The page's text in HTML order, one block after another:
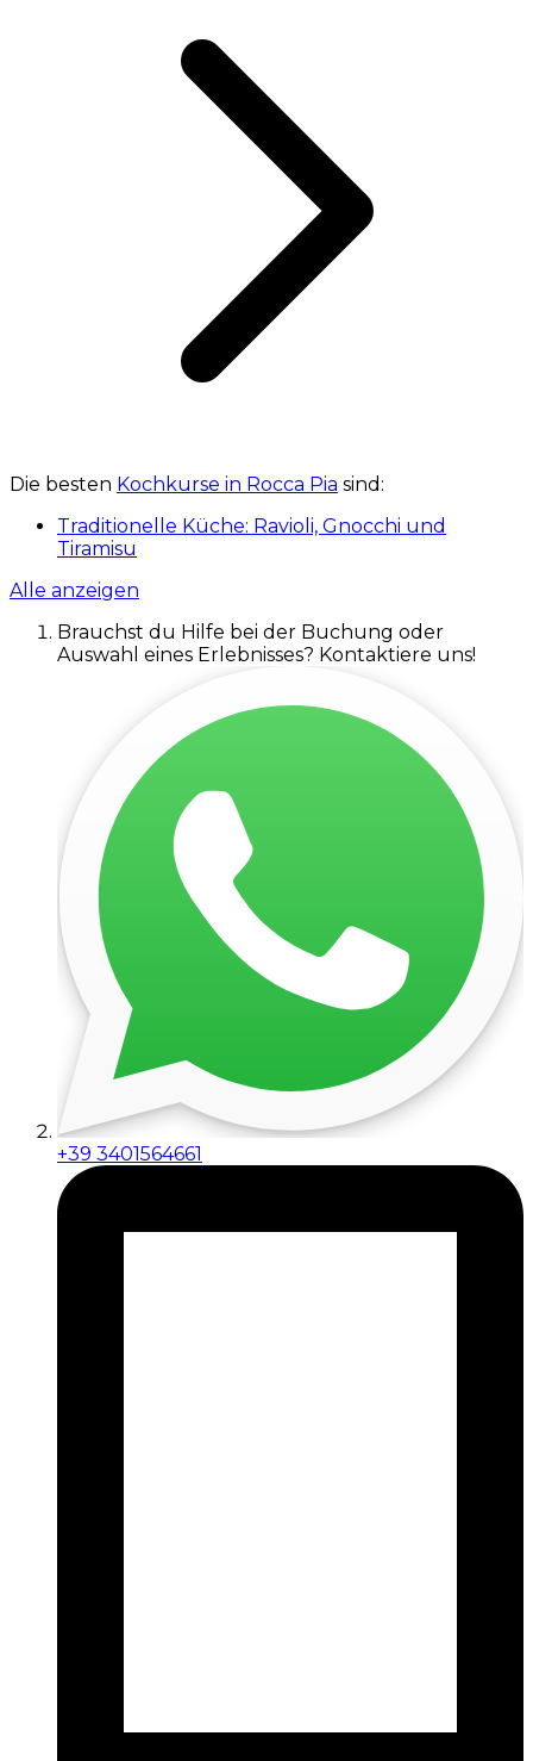
Die besten Kochkurse in Rocca Pia sind:
Traditionelle Küche: Ravioli, Gnocchi und
Tiramisu
Alle anzeigen
Brauchst du Hilfe bei der Buchung oder
Auswahl eines Erlebnisses? Kontaktiere uns!
+39 3401564661